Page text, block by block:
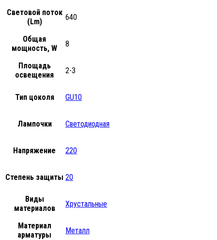
Световой поток
(Lm)
640
Общая
мощность, W
8
Площадь
освещения
2-3
Тип цоколя GU10
Лампочки Светодиодная
Напряжение 220
Степень защиты 20
Виды
материалов
Хрустальные
Материал
арматуры
Металл